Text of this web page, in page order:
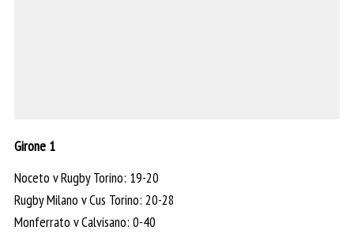
Girone 1
Noceto v Rugby Torino: 19-20
Rugby Milano v Cus Torino: 20-28
Monferrato v Calvisano: 0-40